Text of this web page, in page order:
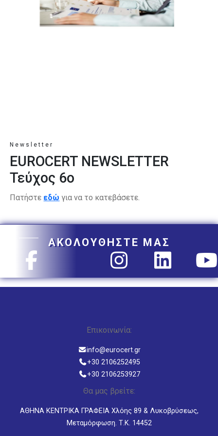
Newsletter
EUROCERT NEWSLETTER
Τεύχος 6ο
Πατήστε εδώ για να το κατεβάσετε.
ΑΚΟΛΟΥΘΗΣΤΕ ΜΑΣ
Επικοινωνία:
info@eurocert.gr
+30 2106252495
+30 2106253927
Θα μας βρείτε:
ΑΘΗΝΑ ΚΕΝΤΡΙΚΑ ΓΡΑΦΕΙΑ Χλόης 89 & Λυκοβρύσεως,
Μεταμόρφωση. Τ.Κ. 14452